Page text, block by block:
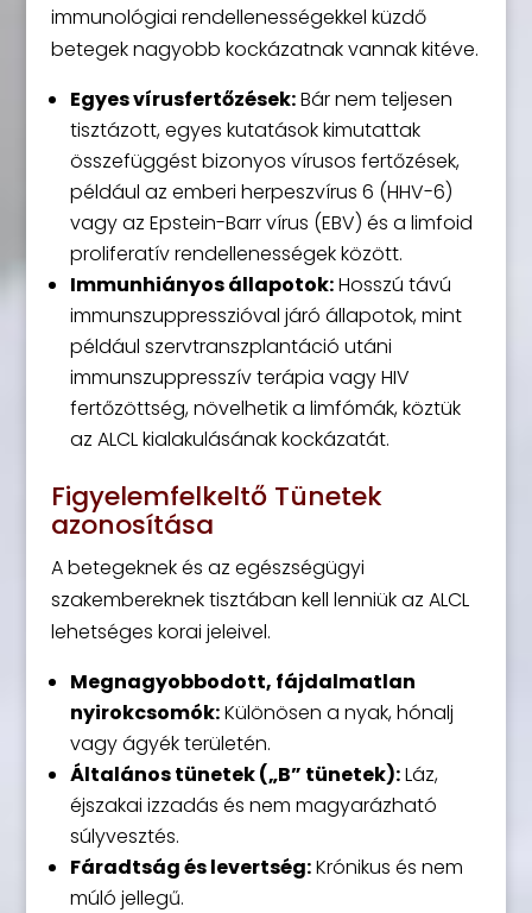
immunológiai rendellenességekkel küzdő
betegek nagyobb kockázatnak vannak kitéve.
Egyes vírusfertőzések:Bár nem teljesen
tisztázott, egyes kutatások kimutattak
összefüggést bizonyos vírusos fertőzések,
például az emberi herpeszvírus 6 (HHV-6)
vagy az Epstein-Barr vírus (EBV) és a limfoid
proliferatív rendellenességek között.
Immunhiányos állapotok:Hosszú távú
immunszuppresszióval járó állapotok, mint
például szervtranszplantáció utáni
immunszuppresszív terápia vagy HIV
fertőzöttség, növelhetik a limfómák, köztük
az ALCL kialakulásának kockázatát.
Figyelemfelkeltő Tünetek
azonosítása
A betegeknek és az egészségügyi
szakembereknek tisztában kell lenniük az ALCL
lehetséges korai jeleivel.
Megnagyobbodott, fájdalmatlan
nyirokcsomók:Különösen a nyak, hónalj
vagy ágyék területén.
Általános tünetek („B” tünetek):Láz,
éjszakai izzadás és nem magyarázható
súlyvesztés.
Fáradtság és levertség:Krónikus és nem
múló jellegű.